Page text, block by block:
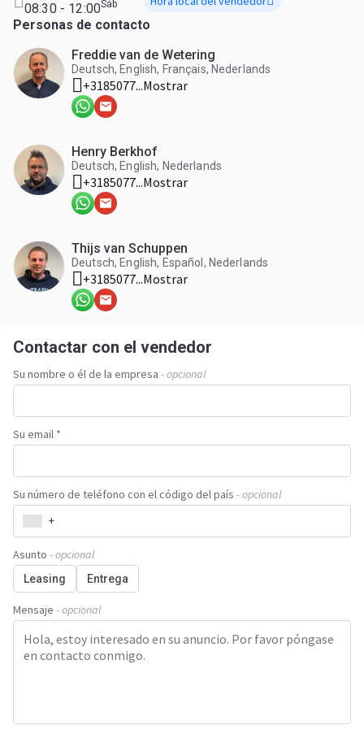
08:30 - 12:00Sáb
Personas de contacto
Freddie van de Wetering
Deutsch, English, Français, Nederlands
+3185077...Mostrar
Henry Berkhof
Deutsch, English, Nederlands
+3185077...Mostrar
Thijs van Schuppen
Deutsch, English, Español, Nederlands
+3185077...Mostrar
Contactar con el vendedor
Su nombre o él de la empresa - opcional
Su email *
Su número de teléfono con el código del país - opcional
+
Asunto - opcional
Leasing Entrega
Mensaje - opcional